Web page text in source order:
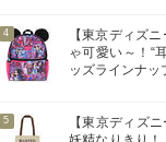
4
【東京ディズ
ゃ可愛い～！“
ッズラインナッ
5
【東京ディズ